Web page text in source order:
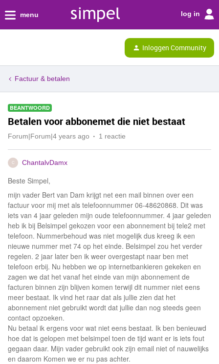
menu log in
Inloggen Community
Factuur & betalen
BEANTWOORD
Betalen voor abbonemet die niet bestaat
Forum|Forum|4 years ago 1 reactie
C ChantalvDamx
Beste Simpel,
mijn vader Bert van Dam krijgt net een mail binnen over een
factuur voor mij met als telefoonnummer 06-48620868. Dit was
iets van 4 jaar geleden mijn oude telefoonnummer. 4 jaar geleden
heb ik bij Belsimpel gekozen voor een abonnement bij tele2 met
telefoon. Nummerbehoud was niet mogelijk dus kreeg ik een
nieuwe nummer met 74 op het einde. Belsimpel zou het verder
regelen. 2 jaar later ben ik weer overgestapt naar ben met
telefoon erbij. Nu hebben we op internetbankieren gekeken en
zagen we dat het vanaf het einde van mijn abonnement de
facturen binnen zijn blijven komen terwijl dit nummer niet eens
meer bestaat. Ik vind het raar dat als jullie zien dat het
abonnement niet gebruikt wordt dat jullie dan nog steeds geen
contact opzoeken.
Nu betaal ik ergens voor wat niet eens bestaat. Ik ben benieuwd
hoe dat is gelopen met belsimpel toen de tijd want er is iets fout
gegaan daar. Mijn vader gebruikt ook zijn email niet of nauwelijks
en daarom Komen we er nu pas achter.